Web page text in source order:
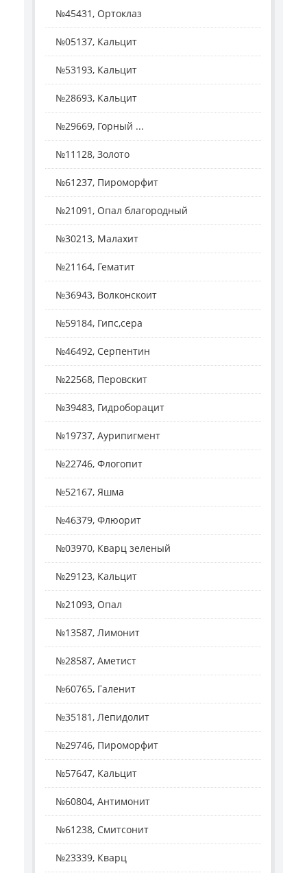
№45431, Ортоклаз
№05137, Кальцит
№53193, Кальцит
№28693, Кальцит
№29669, Горный ...
№11128, Золото
№61237, Пироморфит
№21091, Опал благородный
№30213, Малахит
№21164, Гематит
№36943, Волконскоит
№59184, Гипс,сера
№46492, Серпентин
№22568, Перовскит
№39483, Гидроборацит
№19737, Аурипигмент
№22746, Флогопит
№52167, Яшма
№46379, Флюорит
№03970, Кварц зеленый
№29123, Кальцит
№21093, Опал
№13587, Лимонит
№28587, Аметист
№60765, Галенит
№35181, Лепидолит
№29746, Пироморфит
№57647, Кальцит
№60804, Антимонит
№61238, Смитсонит
№23339, Кварц